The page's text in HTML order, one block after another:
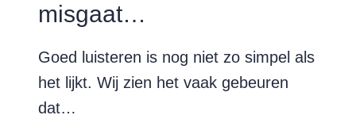
misgaat…
Goed luisteren is nog niet zo simpel als
het lijkt. Wij zien het vaak gebeuren
dat…